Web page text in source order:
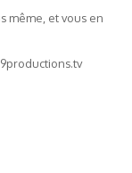
même, et vous en